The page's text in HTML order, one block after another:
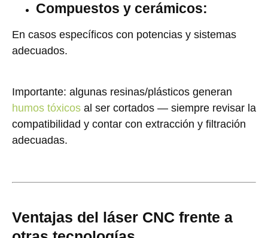
Compuestos y cerámicos:
En casos específicos con potencias y sistemas
adecuados.
Importante: algunas resinas/plásticos generan
humos tóxicos al ser cortados — siempre revisar la
compatibilidad y contar con extracción y filtración
adecuadas.
Ventajas del láser CNC frente a